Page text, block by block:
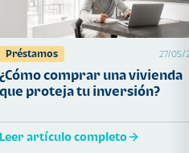
Préstamos 27/05/
¿Cómo comprar una vivienda
que proteja tu inversión?
Leer artículo completo